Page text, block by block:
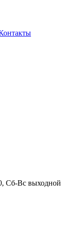
Сб-Вс выходной